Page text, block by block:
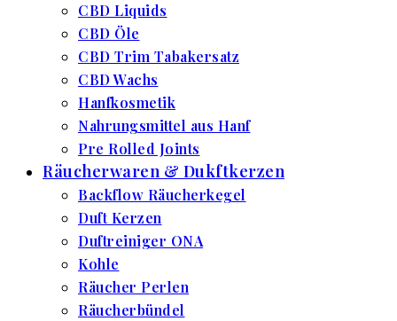
CBD Liquids
CBD Öle
CBD Trim Tabakersatz
CBD Wachs
Hanfkosmetik
Nahrungsmittel aus Hanf
Pre Rolled Joints
Räucherwaren & Dukftkerzen
Backflow Räucherkegel
Duft Kerzen
Duftreiniger ONA
Kohle
Räucher Perlen
Räucherbündel